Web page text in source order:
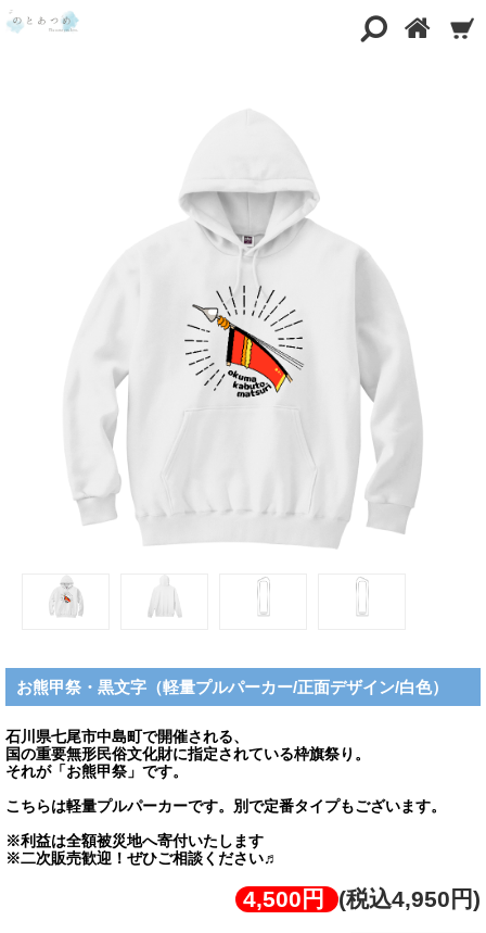
お熊甲祭・黒文字（軽量プルパーカー/正面デザイン/白色）
石川県七尾市中島町で開催される、
国の重要無形民俗文化財に指定されている枠旗祭り。
それが「お熊甲祭」です。
こちらは軽量プルパーカーです。別で定番タイプもございます。
※利益は全額被災地へ寄付いたします
※二次販売歓迎！ぜひご相談ください♬
4,500円 (税込4,950円)